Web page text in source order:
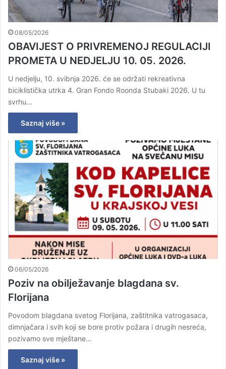
08/05/2026
OBAVIJEST O PRIVREMENOJ REGULACIJI
PROMETA U NEDJELJU 10. 05. 2026.
U nedjelju, 10. svibnja 2026. će se održati rekreativna
biciklistička utrka 4. Gran Fondo Roonda Stubaki 2026. U tu
svrhu…
Saznaj više »
06/05/2026
Poziv na obilježavanje blagdana sv.
Florijana
Povodom blagdana svetog Florijana, zaštitnika vatrogasaca,
dimnjačara i svih koji se bore protiv požara i drugih nesreća,
pozivamo sve mještane…
Saznaj više »